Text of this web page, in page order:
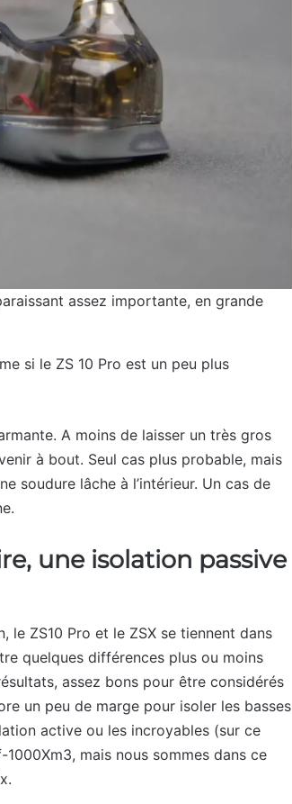
assez importante, en grande
si le ZS 10 Pro est un peu plus
A moins de laisser un très gros
à bout. Seul cas plus probable, mais
soudure lâche à l’intérieur. Un cas de
une isolation passive
le ZS10 Pro et le ZSX se tiennent dans
quelques différences plus ou moins
assez bons pour être considérés
un peu de marge pour isoler les basses
active ou les incroyables (sur ce
mais nous sommes dans ce